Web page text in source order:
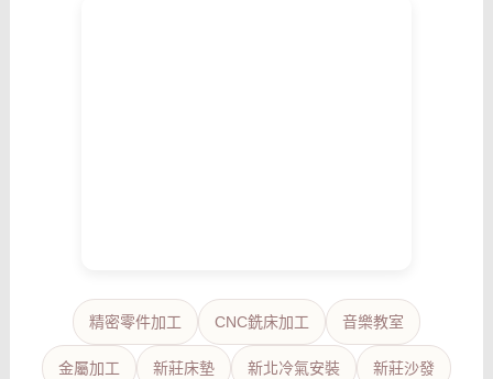
精密零件加工 CNC銑床加工 音樂教室
金屬加工 新莊床墊 新北冷氣安裝 新莊沙發